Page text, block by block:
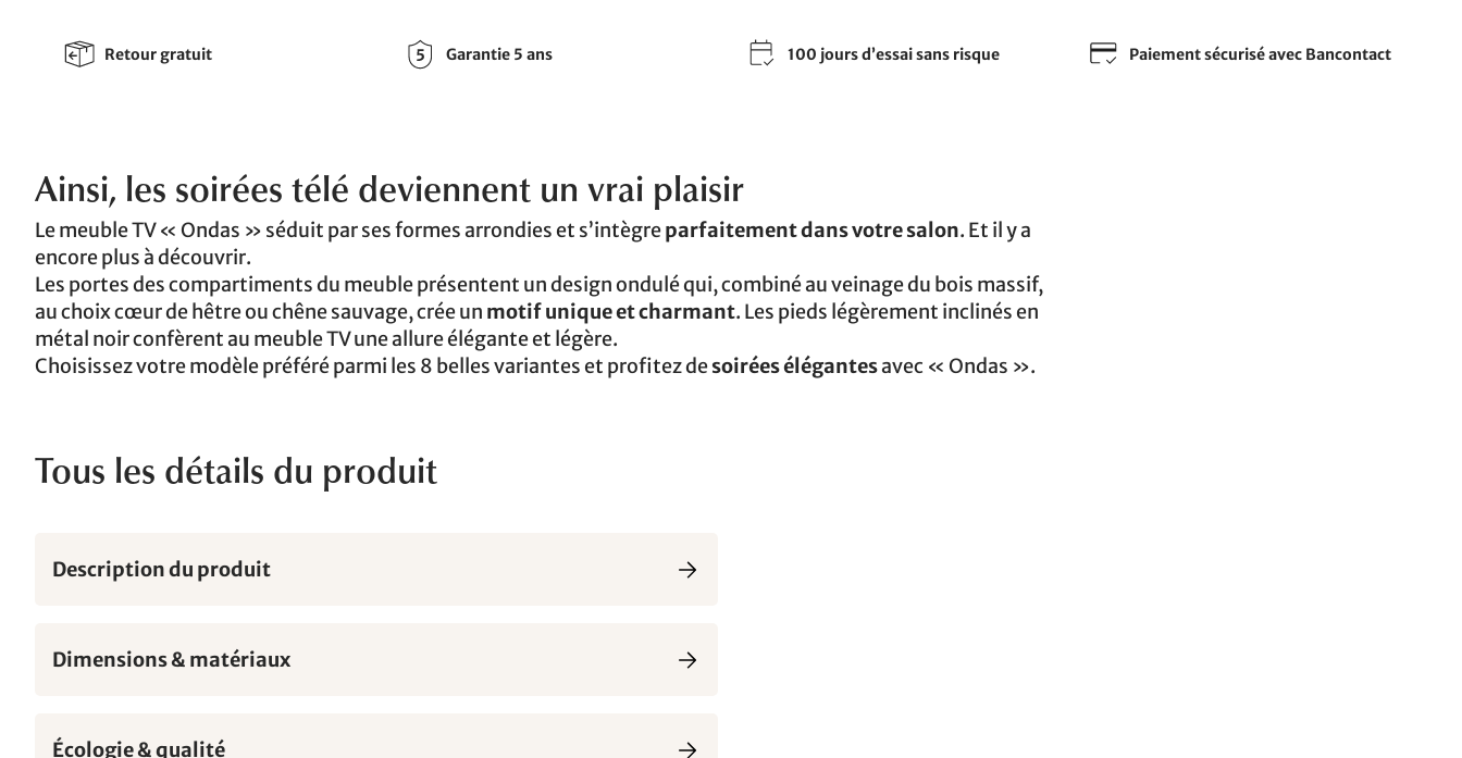
Retour gratuit Garantie 5 ans 100 jours d’essai sans risque Paiement sécurisé avec Bancontact
Ainsi, les soirées télé deviennent un vrai plaisir
Le meuble TV « Ondas » séduit par ses formes arrondies et s’intègreparfaitement dans votre salon. Et il y a
encore plus à découvrir.
Les portes des compartiments du meuble présentent un design ondulé qui, combiné au veinage du bois massif,
au choix cœur de hêtre ou chêne sauvage, crée un motif unique et charmant. Les pieds légèrement inclinés en
métal noir confèrent au meuble TV une allure élégante et légère.
Choisissez votre modèle préféré parmi les 8 belles variantes et profitez desoirées élégantesavec « Ondas ».
Tous les détails du produit
Description du produit
Dimensions & matériaux
Écologie & qualité